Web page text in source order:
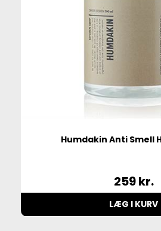
Humdakin Anti Smell
259kr.
LÆG I KURV